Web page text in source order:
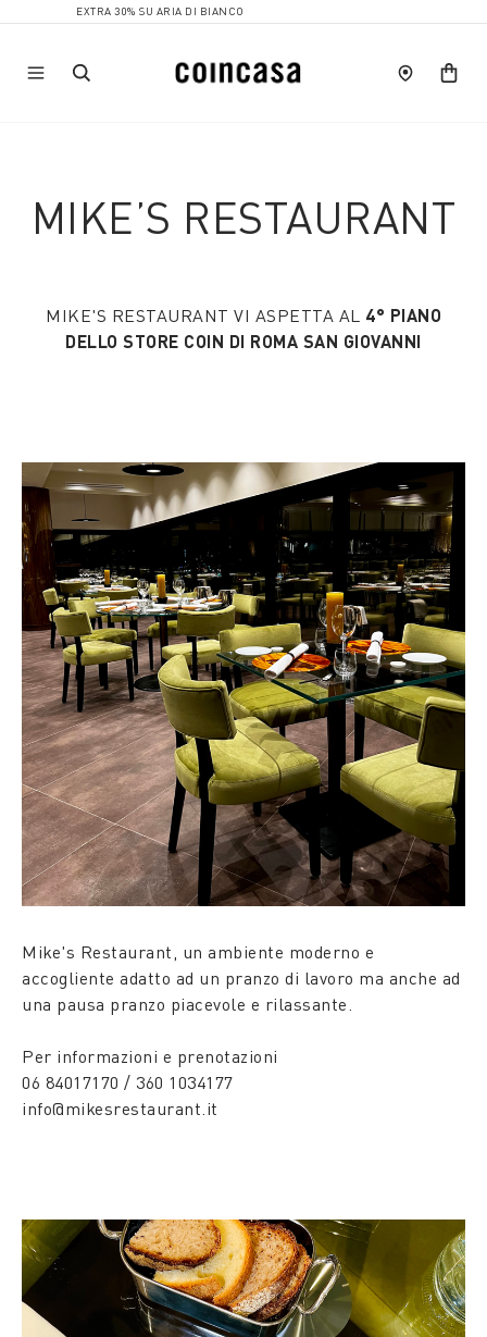
EXTRA 30% SU ARIA DI BIANCO
MIKE’S RESTAURANT
MIKE'S RESTAURANT VI ASPETTA AL 4° PIANO
DELLO STORE COIN DI ROMA SAN GIOVANNI
Mike's Restaurant, un ambiente moderno e
accogliente adatto ad un pranzo di lavoro ma anche ad
una pausa pranzo piacevole e rilassante.
Per informazioni e prenotazioni
06 84017170 / 360 1034177
info@mikesrestaurant.it